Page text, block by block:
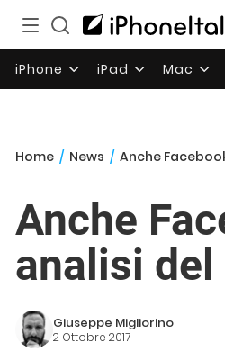
iPhone iPad Mac
Home / News / Anche
Anche
analisi
Giuseppe Migliorino
2 Ottobre 2017